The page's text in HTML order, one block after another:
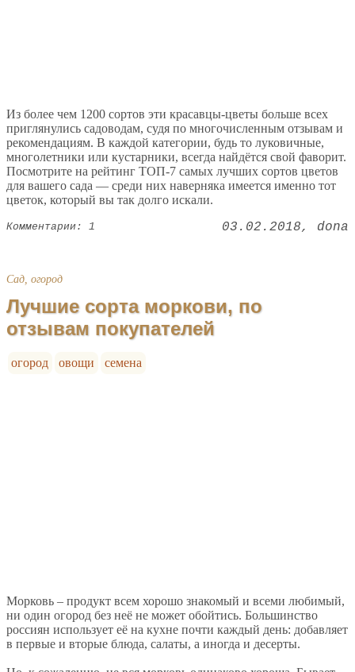
Из более чем 1200 сортов эти красавцы-цветы больше всех
приглянулись садоводам, судя по многочисленным отзывам и
рекомендациям. В каждой категории, будь то луковичные,
многолетники или кустарники, всегда найдётся свой фаворит.
Посмотрите на рейтинг ТОП-7 самых лучших сортов цветов
для вашего сада — среди них наверняка имеется именно тот
цветок, который вы так долго искали.
Комментарии: 1 03.02.2018 dona
Сад, огород
Лучшие сорта моркови, по
отзывам покупателей
огород овощи семена
Морковь – продукт всем хорошо знакомый и всеми любимый,
ни один огород без неё не может обойтись. Большинство
россиян использует её на кухне почти каждый день: добавляет
в первые и вторые блюда, салаты, а иногда и десерты.